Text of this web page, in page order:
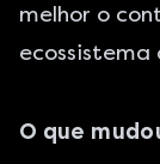
melhor o
O que